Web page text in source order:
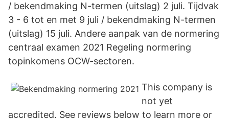
/ bekendmaking N-termen (uitslag) 2 juli. Tijdvak
3 - 6 tot en met 9 juli / bekendmaking N-termen
(uitslag) 15 juli. Andere aanpak van de normering
centraal examen 2021 Regeling normering
topinkomens OCW-sectoren.
This company is
not yet
accredited. See reviews below to learn more or